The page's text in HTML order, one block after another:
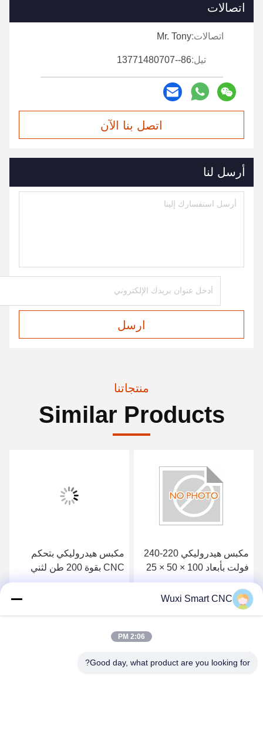
اتصالات
اتصالات:Mr. Tony
تيل:86--13771480707
اتصل بنا الآن
أرسل لنا
ارسل
منتجاتنا
Similar Products
مكبس هيدروليكي 220-240
فولت بأبعاد 100 × 50 × 25
سم ووزن 5.2 كجم
احصل على أفضل سعر
مكبس هيدروليكي بتحكم
CNC بقوة 200 طن لثني
الفولاذ المقاوم للصدأ
Wuxi Smart CNC
2:06 PM
Good day, what product are you looking for?